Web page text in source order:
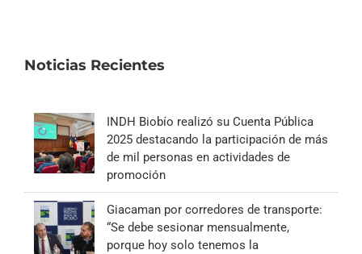
Noticias Recientes
INDH Biobío realizó su Cuenta Pública
2025 destacando la participación de más
de mil personas en actividades de
promoción
Giacaman por corredores de transporte:
“Se debe sesionar mensualmente,
porque hoy solo tenemos la